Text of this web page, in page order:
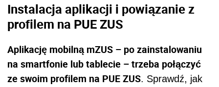
Instalacja aplikacji i powiązanie z
profilem na PUE ZUS
Aplikację mobilną mZUS – po zainstalowaniu
na smartfonie lub tablecie – trzeba połączyć
ze swoim profilem na PUE ZUS. Sprawdź, jak